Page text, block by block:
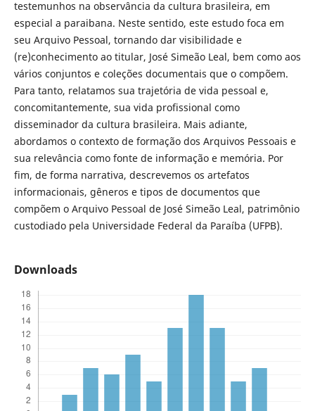
testemunhos na observância da cultura brasileira, em
especial a paraibana. Neste sentido, este estudo foca em
seu Arquivo Pessoal, tornando dar visibilidade e
(re)conhecimento ao titular, José Simeão Leal, bem como aos
vários conjuntos e coleções documentais que o compõem.
Para tanto, relatamos sua trajetória de vida pessoal e,
concomitantemente, sua vida profissional como
disseminador da cultura brasileira. Mais adiante,
abordamos o contexto de formação dos Arquivos Pessoais e
sua relevância como fonte de informação e memória. Por
fim, de forma narrativa, descrevemos os artefatos
informacionais, gêneros e tipos de documentos que
compõem o Arquivo Pessoal de José Simeão Leal, patrimônio
custodiado pela Universidade Federal da Paraíba (UFPB).
Downloads